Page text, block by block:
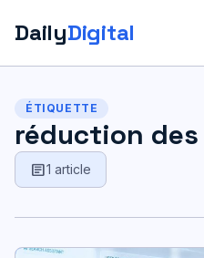
DailyDigital
contenu
ÉTIQUETTE
réduction
article1 article